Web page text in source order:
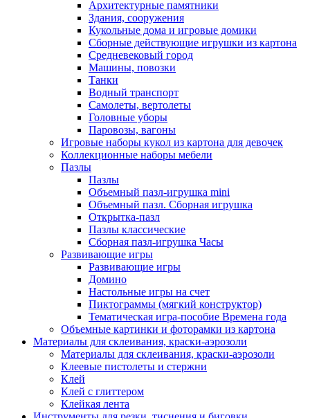
Архитектурные памятники
Здания, сооружения
Кукольные дома и игровые домики
Сборные действующие игрушки из картона
Средневековый город
Машины, повозки
Танки
Водный транспорт
Самолеты, вертолеты
Головные уборы
Паровозы, вагоны
Игровые наборы кукол из картона для девочек
Коллекционные наборы мебели
Пазлы
Пазлы
Объемный пазл-игрушка mini
Объемный пазл. Сборная игрушка
Открытка-пазл
Пазлы классические
Сборная пазл-игрушка Часы
Развивающие игры
Развивающие игры
Домино
Настольные игры на счет
Пиктограммы (мягкий конструктор)
Тематическая игра-пособие Времена года
Объемные картинки и фоторамки из картона
Материалы для склеивания, краски-аэрозоли
Материалы для склеивания, краски-аэрозоли
Клеевые пистолеты и стержни
Клей
Клей с глиттером
Клейкая лента